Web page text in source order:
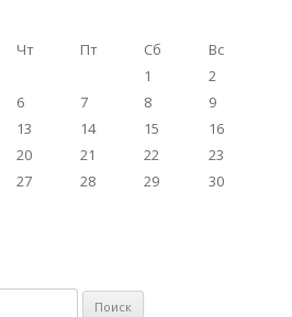
Чт Пт Сб
Вс
1
2
6 7 8
9
13 14 15
16
20 21 22
23
27 28 29
30